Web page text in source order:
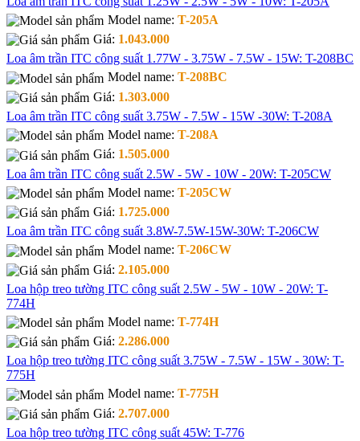
Model name: T-205A
Giá: 1.043.000
Loa âm trần ITC công suất 1.77W - 3.75W - 7.5W - 15W: T-208BC
Model name: T-208BC
Giá: 1.303.000
Loa âm trần ITC công suất 3.75W - 7.5W - 15W -30W: T-208A
Model name: T-208A
Giá: 1.505.000
Loa âm trần ITC công suất 2.5W - 5W - 10W - 20W: T-205CW
Model name: T-205CW
Giá: 1.725.000
Loa âm trần ITC công suất 3.8W-7.5W-15W-30W: T-206CW
Model name: T-206CW
Giá: 2.105.000
Loa hộp treo tường ITC công suất 2.5W - 5W - 10W - 20W: T-
774H
Model name: T-774H
Giá: 2.286.000
Loa hộp treo tường ITC công suất 3.75W - 7.5W - 15W - 30W: T-
775H
Model name: T-775H
Giá: 2.707.000
Loa hộp treo tường ITC công suất 45W: T-776